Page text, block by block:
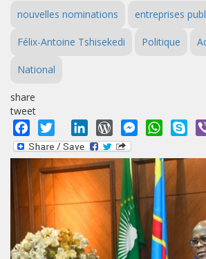
nouvelles nominations entreprises
Félix-Antoine Tshisekedi Politique
National
share
tweet
Facebook
Twitter LinkedInWordPressMessenger